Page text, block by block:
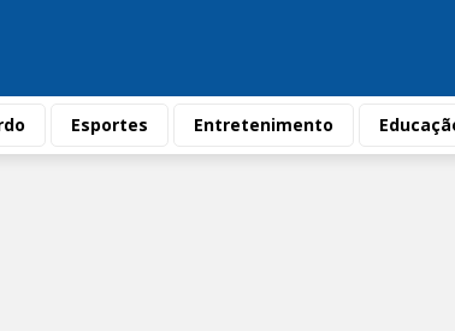
Esportes Entretenimento